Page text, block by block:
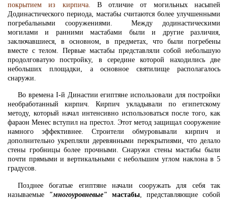
покрытием из кирпича. В отличие от могильных насыпей
Додинастического периода, мастабы считаются более улучшенными
погребальными сооружениями. Между додинастическими
могилами и ранними мастабами были и другие различия,
заключавшиеся, в основном, в предметах, что были погребены
вместе с телом. Первые мастабы представляли собой небольшую
продолговатую постройку, в середине которой находились две
небольших площадки, а основное святилище располагалось
снаружи.
Во времена I-й Династии египтяне использовали для постройки
необработанный кирпич. Кирпич укладывали по египетскому
методу, который начал интенсивно использоваться после того, как
фараон Менес вступил на престол. Этот метод защищал сооружение
намного эффективнее. Строители обмуровывали кирпич и
дополнительно укрепляли деревянными перекрытиями, что делало
стены гробницы более прочными. Снаружи стены мастабы были
почти прямыми и вертикальными с небольшим углом наклона в 5
градусов.
Позднее богатые египтяне начали сооружать для себя так
называемые
"многоуровневые" мастабы , представляющие собой